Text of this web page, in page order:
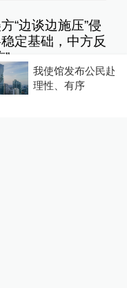
“边谈边施压”侵
定基础，中方反
”
时前 47评
文体活动提醒：文明、